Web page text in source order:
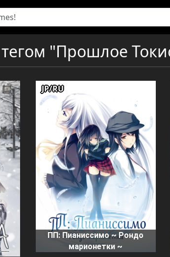
"Прошлое
ПП: Пианиссимо ~ Рондо
марионетки ~
JP/RU